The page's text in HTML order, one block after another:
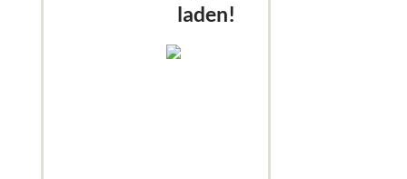
laden!